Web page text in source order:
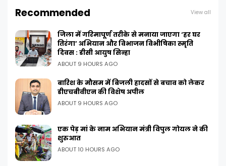
Recommended View all
जिला में गरिमापूर्ण तरीके से मनाया जाएगा ‘हर घर
तिरंगा’ अभियान और विभाजन विभीषिका स्मृति
दिवस : डीसी आयुष सिन्हा
ABOUT 9 HOURS AGO
बारिश के मौसम में बिजली हादसों से बचाव को लेकर
डीएचबीवीएन की विशेष अपील
ABOUT 9 HOURS AGO
एक पेड़ मां के नाम अभियान मंत्री विपुल गोयल ने की
शुरुआत
ABOUT 10 HOURS AGO